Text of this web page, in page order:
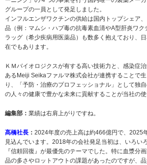
グループの一員として発足しました。
インフルエンザワクチンの供給は国内トップシェア
品（例：マムシ・ハブ毒の抗毒素血清やA型肝炎ワク
ラッグ（希少疾病用医薬品）も数多く抱えており、
在でもあります。
ＫＭバイオロジクスが有する高い技術力と、感染症
あるMeiji Seikaファルマ株式会社が連携することで
り、「予防・治療のプロフェッショナル」として独
の人々の健康で豊かな未来に貢献することが当社の使
編集部： 業績は右肩上がりですね。
髙橋社長 ： 2024年度の売上高は約466億円で、2025
見込んでいます。2018年の会社発足当初は、いろい
『信頼回復』が最優先のテーマでした。特に血漿分
品の多さやロットアウトの課題があったのですが、